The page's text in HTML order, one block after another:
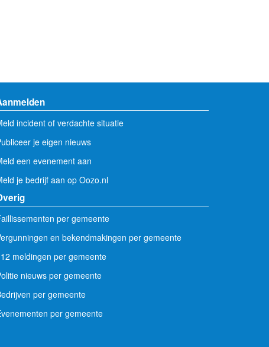
incident of verdachte situatie
je eigen nieuws
een evenement aan
je bedrijf aan op Oozo.nl
per gemeente
en bekendmakingen per gemeente
meldingen per gemeente
nieuws per gemeente
per gemeente
per gemeente